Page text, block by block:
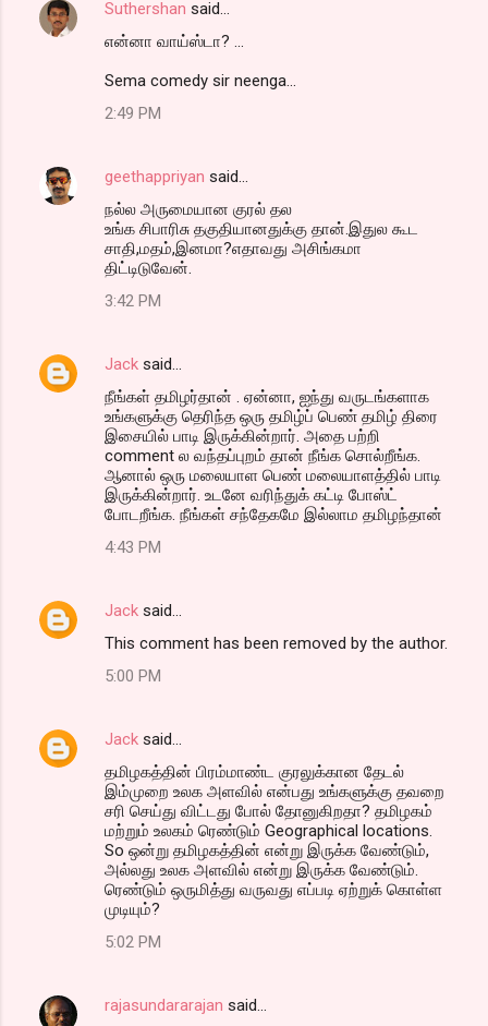
Suthershan said…
என்னா வாய்ஸ்டா? ...
Sema comedy sir neenga...
2:49 PM
geethappriyan said…
நல்ல அருமையான குரல் தல
உங்க சிபாரிசு தகுதியானதுக்கு தான்.இதுல கூட
சாதி,மதம்,இனமா?எதாவது அசிங்கமா
திட்டிடுவேன்.
3:42 PM
Jack said…
நீங்கள் தமிழர்தான் . ஏன்னா, ஐந்து வருடங்களாக
உங்களுக்கு தெரிந்த ஒரு தமிழ்ப் பெண் தமிழ் திரை
இசையில் பாடி இருக்கின்றார். அதை பற்றி
comment ல வந்தப்புறம் தான் நீங்க சொல்றீங்க.
ஆனால் ஒரு மலையாள பெண் மலையாளத்தில் பாடி
இருக்கின்றார். உடனே வரிந்துக் கட்டி போஸ்ட்
போடறீங்க. நீங்கள் சந்தேகமே இல்லாம தமிழந்தான்
4:43 PM
Jack said…
This comment has been removed by the author.
5:00 PM
Jack said…
தமிழகத்தின் பிரம்மாண்ட குரலுக்கான தேடல்
இம்முறை உலக அளவில் என்பது உங்களுக்கு தவறை
சரி செய்து விட்டது போல் தோனுகிறதா? தமிழகம்
மற்றும் உலகம் ரெண்டும் Geographical locations.
So ஒன்று தமிழகத்தின் என்று இருக்க வேண்டும்,
அல்லது உலக அளவில் என்று இருக்க வேண்டும்.
ரெண்டும் ஒருமித்து வருவது எப்படி ஏற்றுக் கொள்ள
முடியும்?
5:02 PM
rajasundararajan said…